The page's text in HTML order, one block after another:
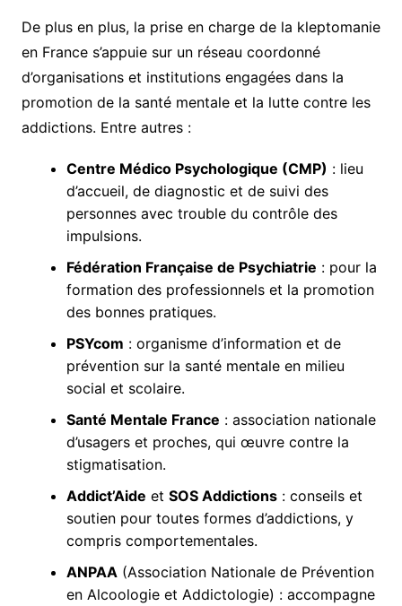
De plus en plus, la prise en charge de la kleptomanie
en France s’appuie sur un réseau coordonné
d’organisations et institutions engagées dans la
promotion de la santé mentale et la lutte contre les
addictions. Entre autres :
Centre Médico Psychologique (CMP) : lieu
d’accueil, de diagnostic et de suivi des
personnes avec trouble du contrôle des
impulsions.
Fédération Française de Psychiatrie : pour la
formation des professionnels et la promotion
des bonnes pratiques.
PSYcom : organisme d’information et de
prévention sur la santé mentale en milieu
social et scolaire.
Santé Mentale France : association nationale
d’usagers et proches, qui œuvre contre la
stigmatisation.
Addict’Aide et SOS Addictions: conseils et
soutien pour toutes formes d’addictions, y
compris comportementales.
ANPAA (Association Nationale de Prévention
en Alcoologie et Addictologie) : accompagne